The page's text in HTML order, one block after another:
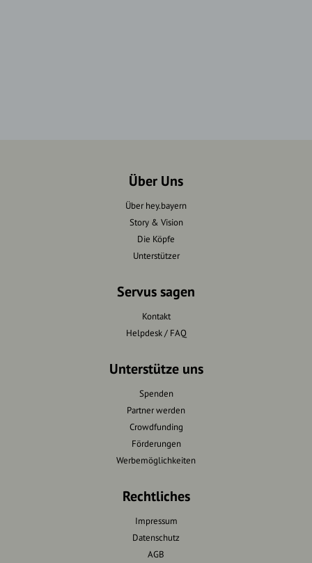
Über Uns
Über hey.bayern
Story & Vision
Die Köpfe
Unterstützer
Servus sagen
Kontakt
Helpdesk / FAQ
Unterstütze uns
Spenden
Partner werden
Crowdfunding
Förderungen
Werbemöglichkeiten
Rechtliches
Impressum
Datenschutz
AGB